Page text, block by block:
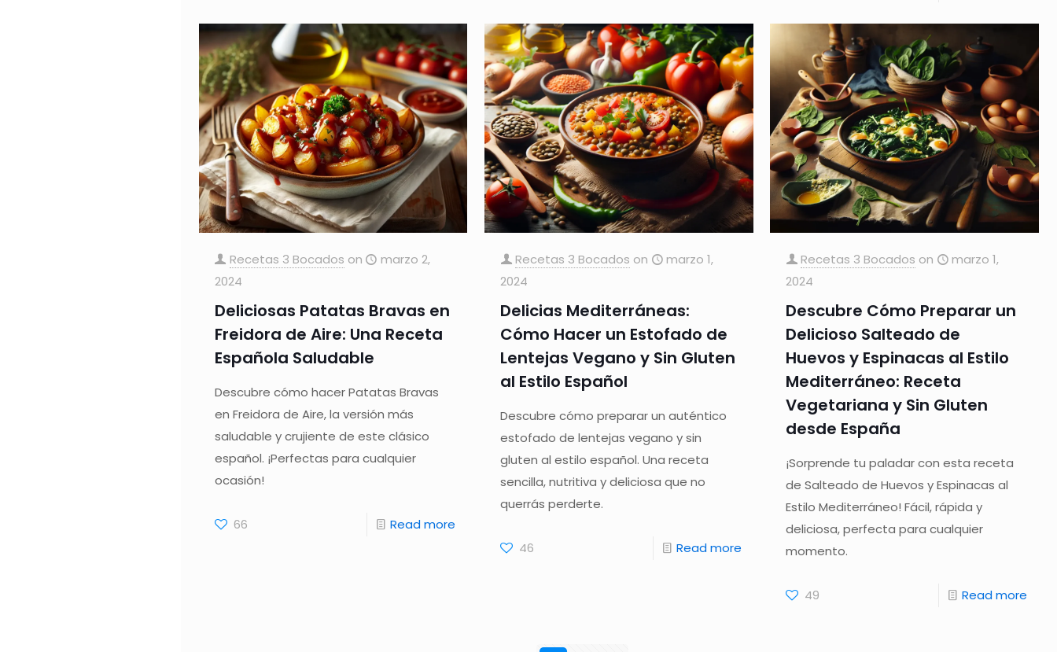
Recetas 3 Bocados on
marzo 2,
2024
Deliciosas Patatas Bravas en
Freidora de Aire: Una Receta
Española Saludable
Descubre cómo hacer Patatas Bravas
en Freidora de Aire, la versión más
saludable y crujiente de este clásico
español. ¡Perfectas para cualquier
ocasión!
66 Read more
Recetas 3 Bocados on
marzo 1,
2024
Delicias Mediterráneas:
Cómo Hacer un Estofado de
Lentejas Vegano y Sin Gluten
al Estilo Español
Descubre cómo preparar un auténtico
estofado de lentejas vegano y sin
gluten al estilo español. Una receta
sencilla, nutritiva y deliciosa que no
querrás perderte.
46 Read more
Recetas 3 Bocados on
marzo 1,
2024
Descubre Cómo Preparar un
Delicioso Salteado de
Huevos y Espinacas al Estilo
Mediterráneo: Receta
Vegetariana y Sin Gluten
desde España
¡Sorprende tu paladar con esta receta
de Salteado de Huevos y Espinacas al
Estilo Mediterráneo! Fácil, rápida y
deliciosa, perfecta para cualquier
momento.
49 Read more